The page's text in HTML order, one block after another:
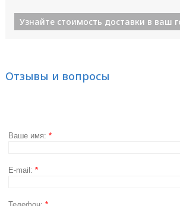
Узнайте стоимость доставки в ваш
Отзывы и вопросы
Ваше имя: *
E-mail: *